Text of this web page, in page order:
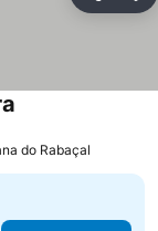
do Rabaçal